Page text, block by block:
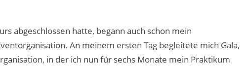
abgeschlossen hatte, begann auch schon mein
An meinem ersten Tag begleitete mich Gala,
in der ich nun für sechs Monate mein Praktikum